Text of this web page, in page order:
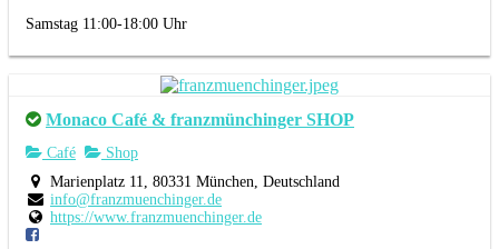
Samstag 11:00-18:00 Uhr
Monaco Café & franzmünchinger SHOP
Café
Shop
Marienplatz 11, 80331 München, Deutschland
info@franzmuenchinger.de
https://www.franzmuenchinger.de